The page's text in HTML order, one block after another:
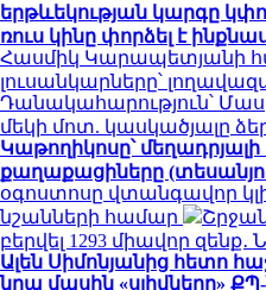
երթևեկության կարգը
ռուս կինը փորձել է
Հասմիկ Կարապետյանի
լուսանկարները՝
Դանակահարություն՝
մեկի մոտ. կասկածյալը
Կաթողիկոսը՝
քաղաքացիները
օգոստոսը վտանգավոր
նշանների համար
բերվել 1293 միավոր
Ալեն Սիմոնյանից հետո
նրա մասին «սլիվները»